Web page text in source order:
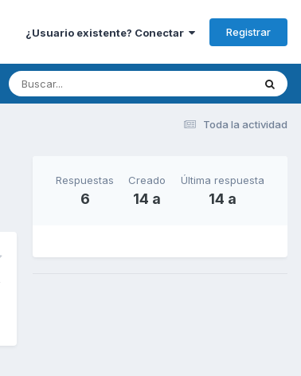
¿Usuario existente? Conectar Registrar
Toda la actividad
Respuestas
6
Creado
14 a
Última respuesta
14 a